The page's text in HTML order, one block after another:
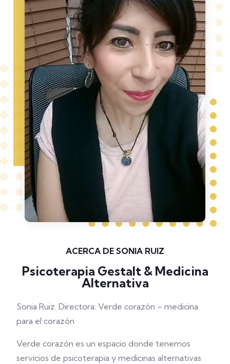
ACERCA DE SONIA RUIZ
Psicoterapia Gestalt & Medicina
Alternativa
Sonia Ruiz. Directora: Verde corazón – medicina
para el corazón
Verde corazón es un espacio donde tenemos
servicios de psicoterapia y medicinas alternativas